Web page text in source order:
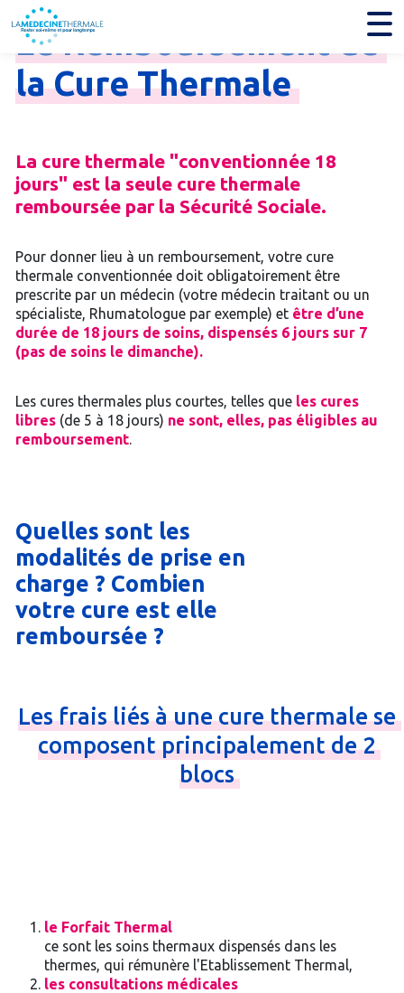
LeRemboursement
de
laCureThermale
La cure thermale "conventionnée 18
jours" est la seule cure thermale
remboursée par la Sécurité Sociale.
Pour donner lieu à un remboursement, votre cure
thermale conventionnée doit obligatoirement être
prescrite par un médecin (votre médecin traitant ou un
spécialiste, Rhumatologue par exemple) et être d’une
durée de 18 jours de soins, dispensés 6 jours sur 7
(pas de soins le dimanche).
Les cures thermales plus courtes, telles que les cures
libres(de 5 à 18 jours) ne sont, elles, pas éligibles au
remboursement.
Quelles sont les
modalités de prise en
charge ? Combien
votre cure est elle
remboursée ?
Lesfraisliésàunecurethermalese
composentprincipalementde2
blocs
le Forfait Thermal
ce sont les soins thermaux dispensés dans les
thermes, qui rémunère l'Etablissement Thermal,
les consultations médicales